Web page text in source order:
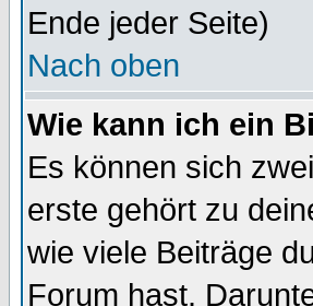
Ende jeder Seite)
Nach oben
Wie kann ich ein
Es können sich
erste gehört zu
wie viele Beiträge
Forum hast.